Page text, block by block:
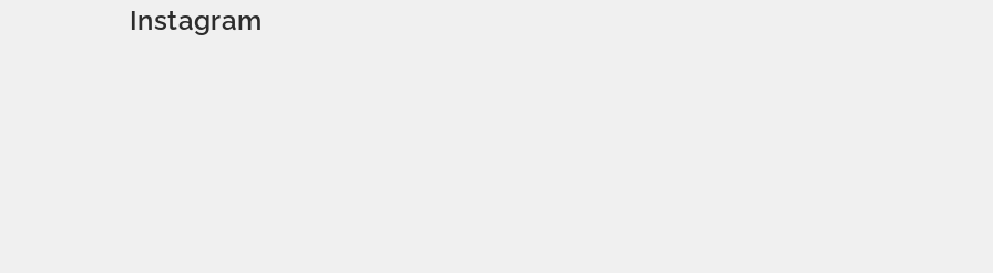
Instagram